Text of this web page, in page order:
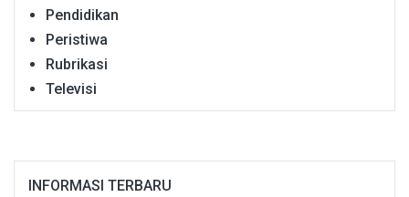
Pendidikan
Peristiwa
Rubrikasi
Televisi
INFORMASI TERBARU